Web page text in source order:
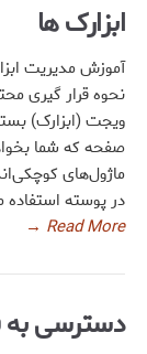
ابزارک ها
آموزش مدیریت
نحوه قرار گیری
ویجت (ابزارک)
صفحه که شما
ماژول‌های
در پوسته
Read More
→
دسترسی